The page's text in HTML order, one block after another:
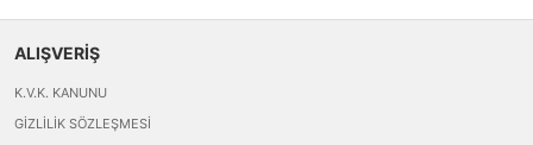
ALIŞVERİŞ
K.V.K. KANUNU
GIZLILIK SÖZLEŞMESI